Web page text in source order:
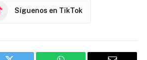
Síguenos en TikTok